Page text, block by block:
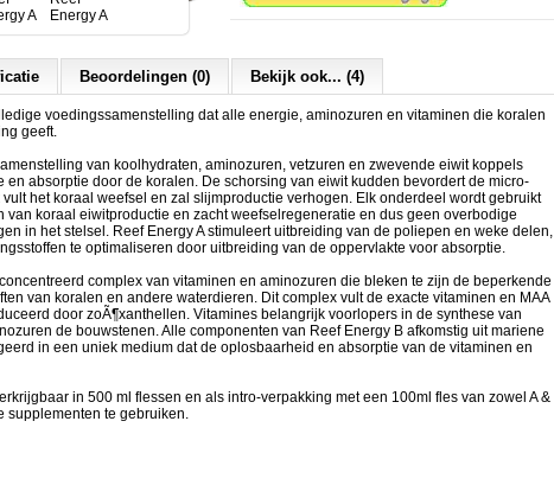
Beoordelingen (0) Bekijk ook... (4)
voedingssamenstelling dat alle energie, aminozuren en vitaminen die koralen
geeft.
van koolhydraten, aminozuren, vetzuren en zwevende eiwit koppels
en absorptie door de koralen. De schorsing van eiwit kudden bevordert de micro-
het koraal weefsel en zal slijmproductie verhogen. Elk onderdeel wordt gebruikt
van koraal eiwitproductie en zacht weefselregeneratie en dus geen overbodige
in het stelsel. Reef Energy A stimuleert uitbreiding van de poliepen en weke delen,
te optimaliseren door uitbreiding van de oppervlakte voor absorptie.
complex van vitaminen en aminozuren die bleken te zijn de beperkende
van koralen en andere waterdieren. Dit complex vult de exacte vitaminen en MAA
door zoÃ¶xanthellen. Vitamines belangrijk voorlopers in de synthese van
de bouwstenen. Alle componenten van Reef Energy B afkomstig uit mariene
in een uniek medium dat de oplosbaarheid en absorptie van de vitaminen en
in 500 ml flessen en als intro-verpakking met een 100ml fles van zowel A &
supplementen te gebruiken.